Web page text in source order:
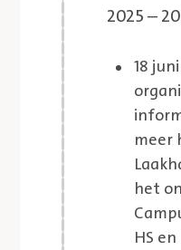
2025 –
18
meer
het
HS